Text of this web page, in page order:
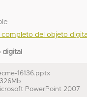
del objeto digital
16136.pptx
PowerPoint 2007